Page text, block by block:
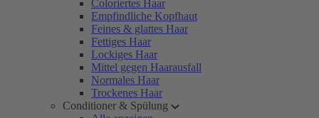
Coloriertes Haar
Empfindliche Kopfhaut
Feines & glattes Haar
Fettiges Haar
Lockiges Haar
Mittel gegen Haarausfall
Normales Haar
Trockenes Haar
Conditioner & Spülung